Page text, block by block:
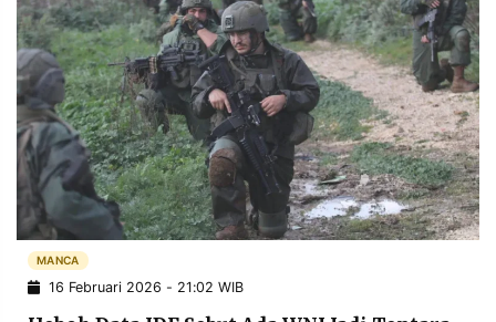
DAERAH NASIONAL
MANCA SPORT
INFORMASI
PRIVACY
POLICY
BERITA
WARGA
INFORMASI
IKLAN
KIRIM
PENGADUAN TERM
MANCA
16 Februari 2026 - 21:02 WIB